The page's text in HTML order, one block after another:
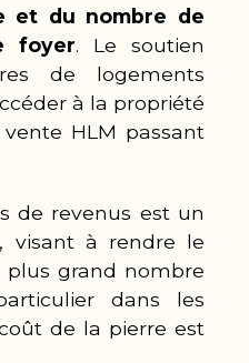
et du nombre de
foyer. Le soutien
de logements
à la propriété
HLM passant
de revenus est un
visant à rendre le
plus grand nombre
dans les
de la pierre est